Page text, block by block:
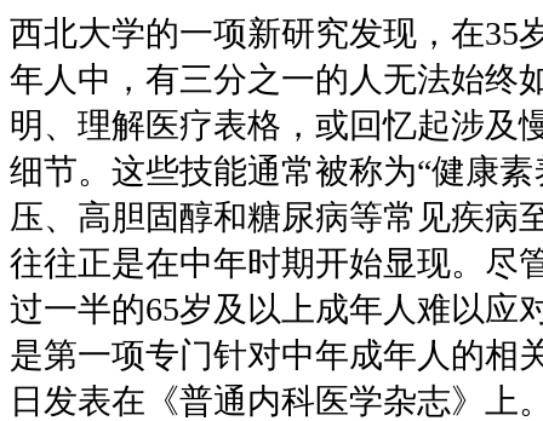
西北大学的一项新研究发现，在35
年人中，有三分之一的人无法始终
明、理解医疗表格，或回忆起涉及
细节。这些技能通常被称为“健康素
压、高胆固醇和糖尿病等常见疾病
往往正是在中年时期开始显现。尽
过一半的65岁及以上成年人难以应
是第一项专门针对中年成年人的相
日发表在《普通内科医学杂志》上